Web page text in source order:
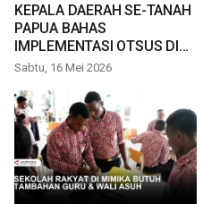
KEPALA DAERAH SE-TANAH
PAPUA BAHAS
IMPLEMENTASI OTSUS DI
TIMIKA
Sabtu, 16 Mei 2026